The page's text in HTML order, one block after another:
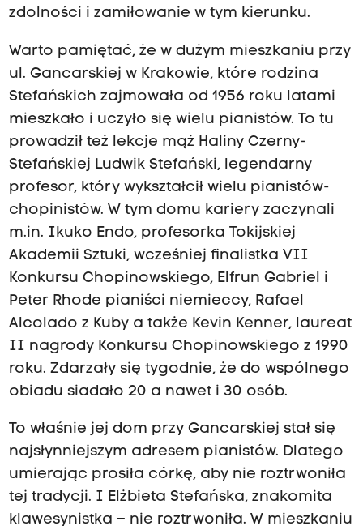
zdolności i zamiłowanie w tym kierunku.
Warto pamiętać, że w dużym mieszkaniu przy
ul. Gancarskiej w Krakowie, które rodzina
Stefańskich zajmowała od 1956 roku latami
mieszkało i uczyło się wielu pianistów. To tu
prowadził też lekcje mąż Haliny Czerny-
Stefańskiej Ludwik Stefański, legendarny
profesor, który wykształcił wielu pianistów-
chopinistów. W tym domu kariery zaczynali
m.in. Ikuko Endo, profesorka Tokijskiej
Akademii Sztuki, wcześniej finalistka VII
Konkursu Chopinowskiego, Elfrun Gabriel i
Peter Rhode pianiści niemieccy, Rafael
Alcolado z Kuby a także Kevin Kenner, laureat
II nagrody Konkursu Chopinowskiego z 1990
roku. Zdarzały się tygodnie, że do wspólnego
obiadu siadało 20 a nawet i 30 osób.
To właśnie jej dom przy Gancarskiej stał się
najsłynniejszym adresem pianistów. Dlatego
umierając prosiła córkę, aby nie roztrwoniła
tej tradycji. I Elżbieta Stefańska, znakomita
klawesynistka – nie roztrwoniła. W mieszkaniu